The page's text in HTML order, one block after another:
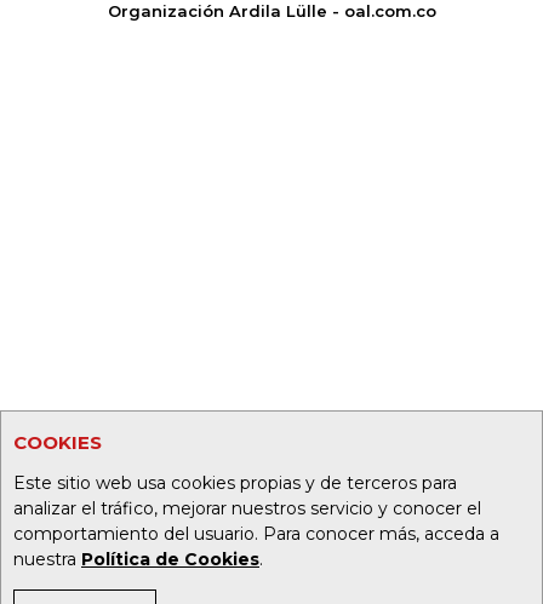
COOKIES
Este sitio web usa cookies propias y de terceros para
analizar el tráfico, mejorar nuestros servicio y conocer el
comportamiento del usuario. Para conocer más, acceda a
nuestra Política de Cookies.
Organización Ardila Lülle - oal.com.co